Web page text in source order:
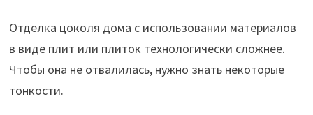
Отделка цоколя дома с использовании материалов
в виде плит или плиток технологически сложнее.
Чтобы она не отвалилась, нужно знать некоторые
тонкости.